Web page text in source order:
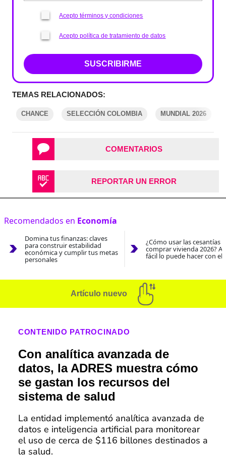
Acepto términos y condiciones
Acepto política de tratamiento de datos
SUSCRIBIRME
TEMAS RELACIONADOS:
CHANCE SELECCIÓN COLOMBIA MUNDIAL 2026
COMENTARIOS
REPORTAR UN ERROR
Recomendados en Economía
Domina tus finanzas: claves
para construir estabilidad
económica y cumplir tus metas
personales
¿Cómo usar las cesantías
comprar vivienda 2026?
fácil lo puede hacer con el
Artículo nuevo
CONTENIDO PATROCINADO
Con analítica avanzada de
datos, la ADRES muestra cómo
se gastan los recursos del
sistema de salud
La entidad implementó analítica avanzada de
datos e inteligencia artificial para monitorear
el uso de cerca de $116 billones destinados a
la salud.